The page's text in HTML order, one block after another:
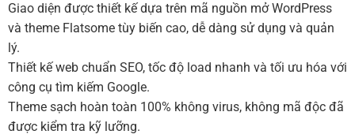
Hosting 8GB SSD (1 năm)(+1,200,000 ₫)
Giao diện được thiết kế dựa trên mã nguồn mở WordPress
và theme Flatsome tùy biến cao, dễ dàng sử dụng và quản
lý.
Thiết kế web chuẩn SEO, tốc độ load nhanh và tối ưu hóa với
công cụ tìm kiếm Google.
Theme sạch hoàn toàn 100% không virus, không mã độc đã
được kiểm tra kỹ lưỡng.